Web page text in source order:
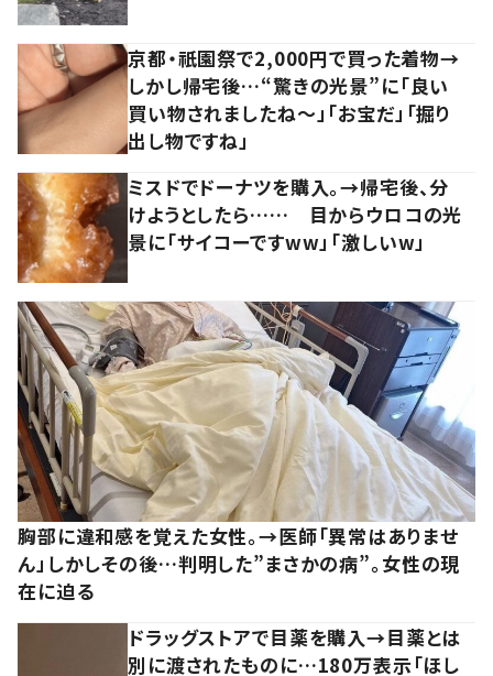
京都・祇園祭で2,000円で買った着物→
しかし帰宅後…“驚きの光景”に「良い
買い物されましたね～」「お宝だ」「掘り
出し物ですね」
ミスドでドーナツを購入。→帰宅後、分
けようとしたら…… 目からウロコの光
景に「サイコーですww」「激しいw」
胸部に違和感を覚えた女性。→医師「異常はありませ
ん」しかしその後…判明した”まさかの病”。女性の現
在に迫る
ドラッグストアで目薬を購入→目薬とは
別に渡されたものに…180万表示「ほし